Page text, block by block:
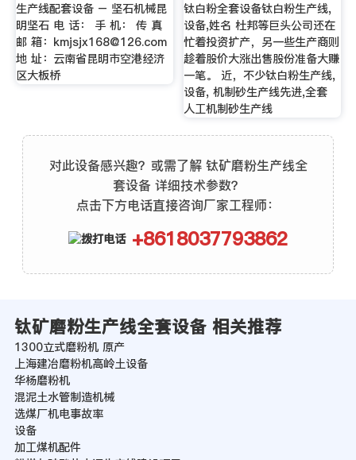
生产线配套设备 – 坚石机械昆
明坚石 电 话： 手 机： 传 真
邮 箱： kmjsjx168@126.com
地 址：云南省昆明市空港经济
区大板桥
钛白粉全套设备钛白粉生产线,
设备,姓名 杜邦等巨头公司还在
忙着投资扩产，另一些生产商则
趁着股价大涨出售股份准备大赚
一笔。 近，不少钛白粉生产线,
设备, 机制砂生产线先进,全套
人工机制砂生产线
对此设备感兴趣？或需了解 钛矿磨粉生产线全
套设备 详细技术参数？
点击下方电话直接咨询厂家工程师：
+8618037793862
钛矿磨粉生产线全套设备 相关推荐
1300立式磨粉机 原产
上海建冶磨粉机高岭土设备
华杨磨粉机
混泥土水管制造机械
选煤厂机电事故率
设备
加工煤机配件